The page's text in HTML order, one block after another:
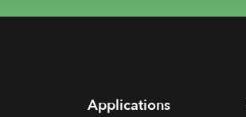
Applications